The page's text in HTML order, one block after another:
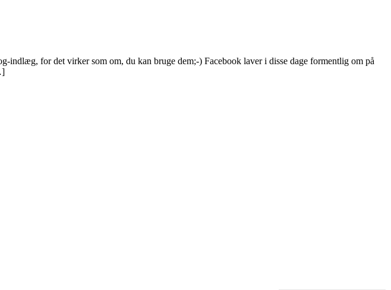
for det virker som om, du kan bruge dem;-) Facebook laver i disse dage formentlig om på